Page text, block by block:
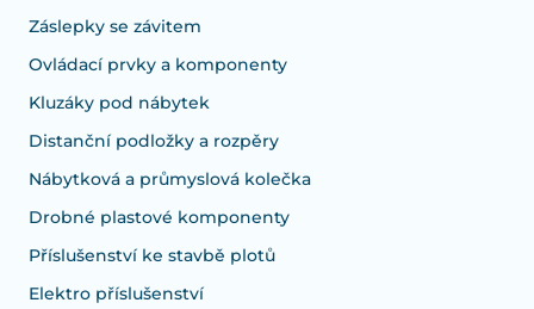
Záslepky se závitem
Ovládací prvky a komponenty
Kluzáky pod nábytek
Distanční podložky a rozpěry
Nábytková a průmyslová kolečka
Drobné plastové komponenty
Příslušenství ke stavbě plotů
Elektro příslušenství